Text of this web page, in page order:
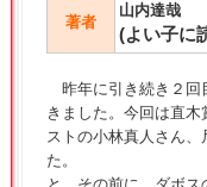
著者
山内達哉
(よい子に
昨年に引き続き２回
きました。今回は直
ストの小林真人さん
た。